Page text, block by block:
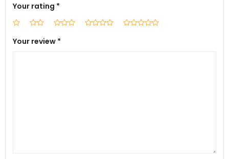
Your rating *
Your review *